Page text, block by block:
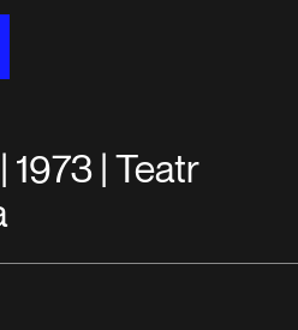
1973 | Teatr